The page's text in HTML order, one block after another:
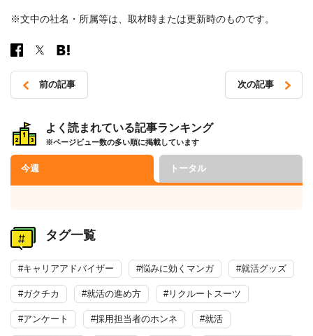
※文中の社名・所属等は、取材時または更新時のものです。
稿
ナ
ビ
ゲ
ョ
ン
前の記事 次の記事
よく読まれている記事ランキング
※ページビュー数の多い順に掲載しています
今週 トータル
タグ一覧
#キャリアアドバイザー #悩みに効くマンガ #就活グッズ
#ガクチカ #就活の進め方 #リクルートスーツ
#アンケート #採用担当者のホンネ #就活